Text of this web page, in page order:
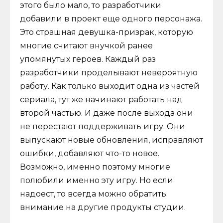
этого было мало, то разработчики
добавили в проект еще одного персонажа.
Это страшная девушка-призрак, которую
многие считают внучкой ранее
упомянутых героев. Каждый раз
разработчики проделывают невероятную
работу. Как только выходит одна из частей
сериала, тут же начинают работать над
второй частью. И даже после выхода они
не перестают поддерживать игру. Они
выпускают новые обновления, исправляют
ошибки, добавляют что-то новое.
Возможно, именно поэтому многие
полюбили именно эту игру. Но если
надоест, то всегда можно обратить
внимание на другие продукты студии.